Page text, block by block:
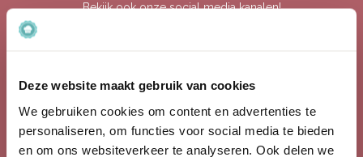
Deze website maakt gebruik van cookies
We gebruiken cookies om content en advertenties te
personaliseren, om functies voor social media te bieden
en om ons websiteverkeer te analyseren. Ook delen we
Bekijk ook onze social media kanalen!
Producten
Bakspullen